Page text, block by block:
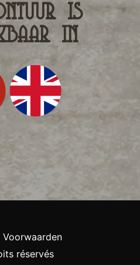
is
in
Voorwaarden
réservés